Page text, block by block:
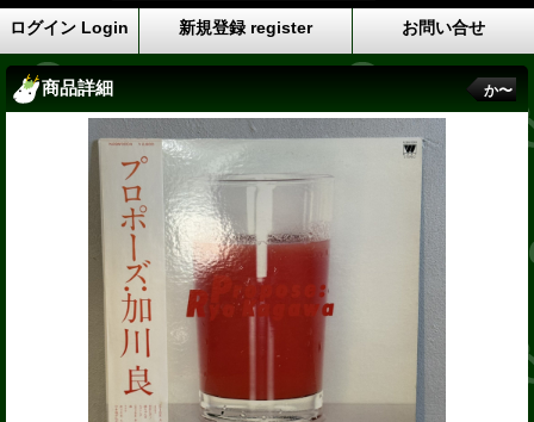
ログイン Login 新規登録 register お問い合せ
商品詳細 か〜